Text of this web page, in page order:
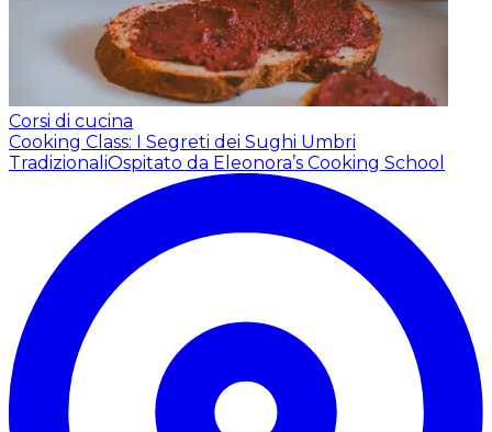
Corsi di cucina
Cooking Class: I Segreti dei Sughi Umbri
TradizionaliOspitato da Eleonora’s Cooking School